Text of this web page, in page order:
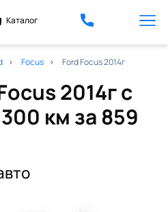
Каталог
Focus Ford Focus 2014г
2014г с
км за 859